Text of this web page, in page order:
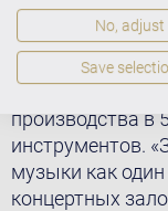
дядюшки
объединил
фортепьянные
производства в
инструментов.
музыки как
концертных
No, adjust
Save